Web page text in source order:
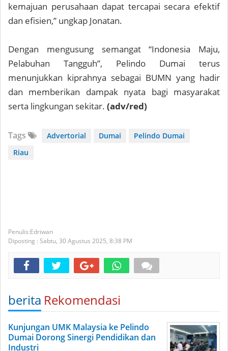
kemajuan perusahaan dapat tercapai secara efektif
dan efisien,” ungkap Jonatan.
Dengan mengusung semangat “Indonesia Maju,
Pelabuhan Tangguh”, Pelindo Dumai terus
menunjukkan kiprahnya sebagai BUMN yang hadir
dan memberikan dampak nyata bagi masyarakat
serta lingkungan sekitar. (adv/red)
Tags Advertorial Dumai
Pelindo Dumai
Riau
Edriwan
Diposting : Sabtu, 30 Agustus 2025, 8:38 PM
berita Rekomendasi
Kunjungan UMK Malaysia ke Pelindo
Dumai Dorong Sinergi Pendidikan dan
Industri